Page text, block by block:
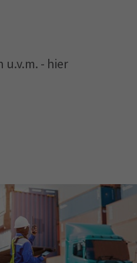
u.v.m. - hier